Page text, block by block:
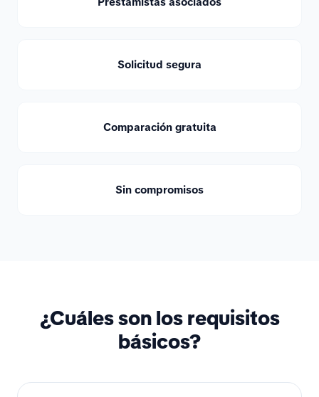
Solicitud segura
Comparación gratuita
Sin compromisos
¿Cuáles son los requisitos
básicos?